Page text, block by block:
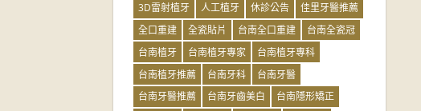
3D雷射植牙 人工植牙 休診公告
佳里牙醫推薦
全口重建
全瓷貼片 台南全口重建
台南全瓷冠
台南植牙
台南植牙專家
台南植牙專科
台南植牙推薦
台南牙科
台南牙醫
台南牙醫推薦
台南牙齒美白
台南隱形矯正